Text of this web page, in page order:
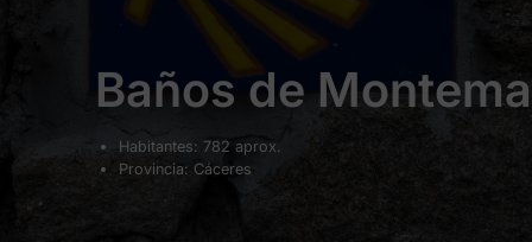
Baños de
Habitantes: 782 aprox.
Provincia: Cáceres